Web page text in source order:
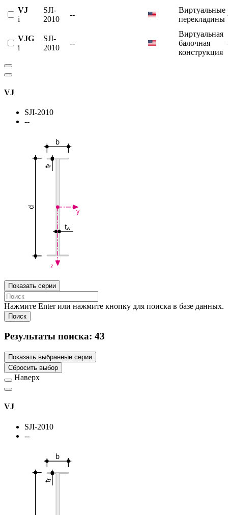
VJ
i
SJI-
2010
--
Виртуальные
перекладины
VJG
i
SJI-
2010
--
Виртуальная
балочная
конструкция
VJ
SJI-2010
--
b
d
t
f
tw
y
z
Показать серии
Нажмите Enter или нажмите кнопку для поиска в базе данных.
Поиск
Результаты поиска: 43
Показать выбранные серии
Сбросить выбор
Наверх
VJ
SJI-2010
--
b
t
f